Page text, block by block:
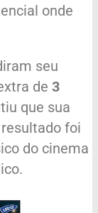
onde
seu
de 3
que sua
foi
do cinema